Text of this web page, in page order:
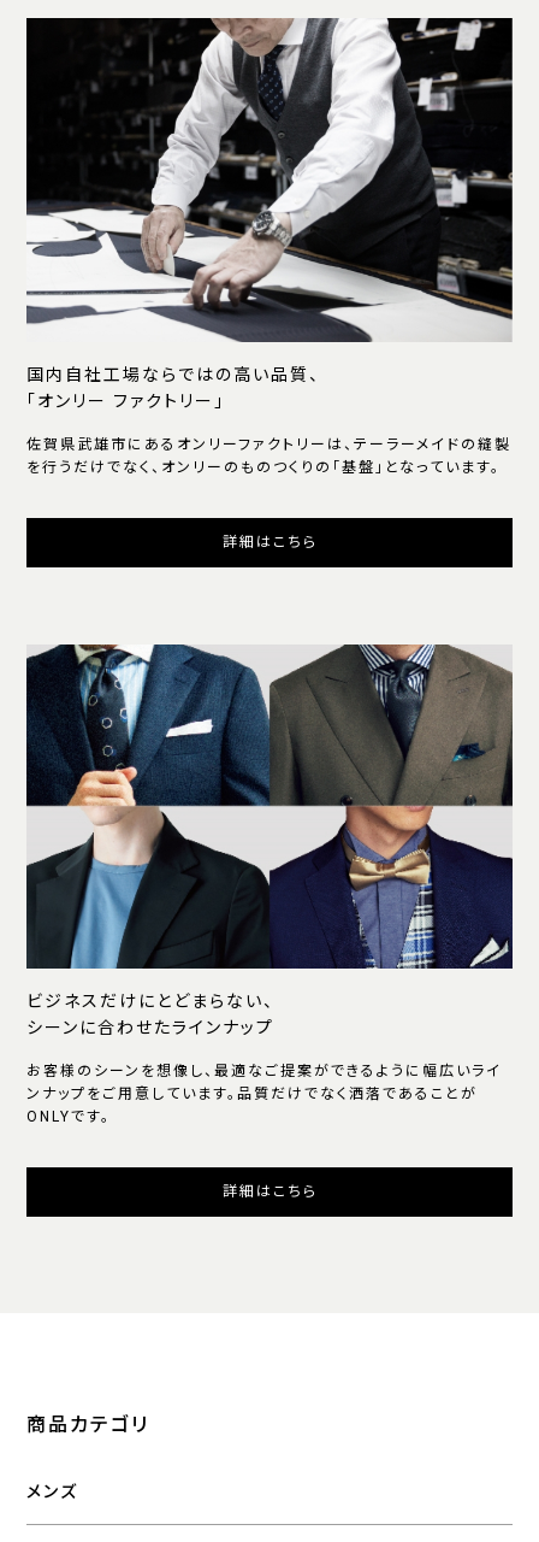
国内自社工場ならではの高い品質、
「オンリー ファクトリー」
佐賀県武雄市にあるオンリーファクトリーは、テーラーメイドの縫製
を行うだけでなく、オンリーのものつくりの「基盤」となっています。
詳細はこちら
ビジネスだけにとどまらない、
シーンに合わせたラインナップ
お客様のシーンを想像し、最適なご提案ができるように幅広いライ
ンナップをご用意しています。品質だけでなく洒落であることが
ONLYです。
詳細はこちら
商品カテゴリ
メンズ